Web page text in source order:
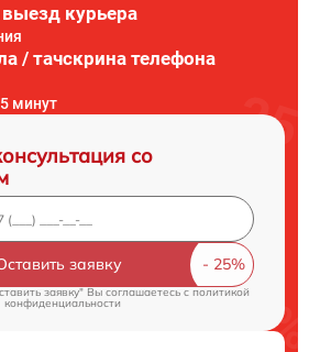
курьера
/ тачскрина телефона
минут
со
заявку
заявку" Вы соглашаетесь c политикой
конфиденциальности